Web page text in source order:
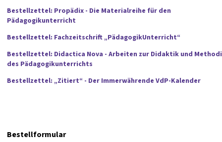
Bestellzettel: Propädix - Die Materialreihe für den
Pädagogikunterricht
Bestellzettel: Fachzeitschrift „PädagogikUnterricht“
Bestellzettel: Didactica Nova - Arbeiten zur Didaktik und
des Pädagogikunterrichts
Bestellzettel: „Zitiert“ - Der Immerwährende VdP-Kalender
Bestellformular